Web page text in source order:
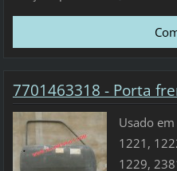
7701463318 - Porta
Usado
1221,
1229,